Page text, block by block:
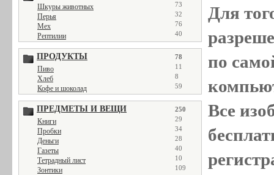
Шкуры животных 73
Перья 32
Мех 76
Рептилии 40
ПРОДУКТЫ 78
Пиво 11
Хлеб 8
Кофе и шоколад 59
ПРЕДМЕТЫ И ВЕЩИ 250
Книги 29
Пробки 34
Деньги 28
Газеты 40
Тетрадный лист 10
Зонтики 109
Для
по
Все